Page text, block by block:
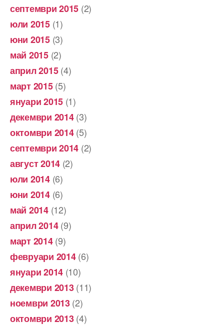
септември 2015 (2)
юли 2015(1)
юни 2015(3)
май 2015(2)
април 2015(4)
март 2015(5)
януари 2015 (1)
декември 2014(3)
октомври 2014(5)
септември 2014 (2)
август 2014 (2)
юли 2014(6)
юни 2014(6)
май 2014(12)
април 2014(9)
март 2014(9)
февруари 2014(6)
януари 2014 (10)
декември 2013(11)
ноември 2013(2)
октомври 2013(4)